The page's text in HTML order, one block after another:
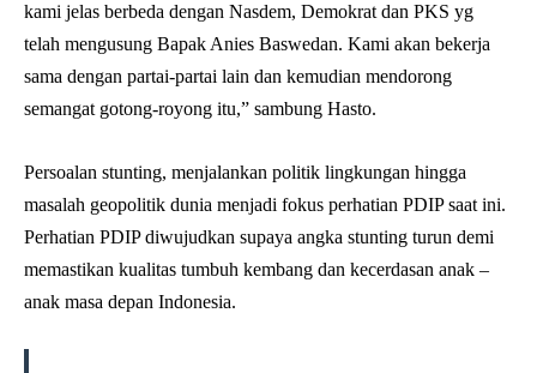
kami jelas berbeda dengan Nasdem, Demokrat dan PKS yg
telah mengusung Bapak Anies Baswedan. Kami akan bekerja
sama dengan partai-partai lain dan kemudian mendorong
semangat gotong-royong itu,” sambung Hasto.
Persoalan stunting, menjalankan politik lingkungan hingga
masalah geopolitik dunia menjadi fokus perhatian PDIP saat ini.
Perhatian PDIP diwujudkan supaya angka stunting turun demi
memastikan kualitas tumbuh kembang dan kecerdasan anak –
anak masa depan Indonesia.